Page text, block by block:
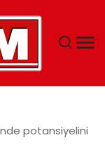
potansiyelini